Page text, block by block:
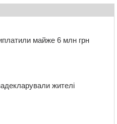
майже 6 млн грн
жителі